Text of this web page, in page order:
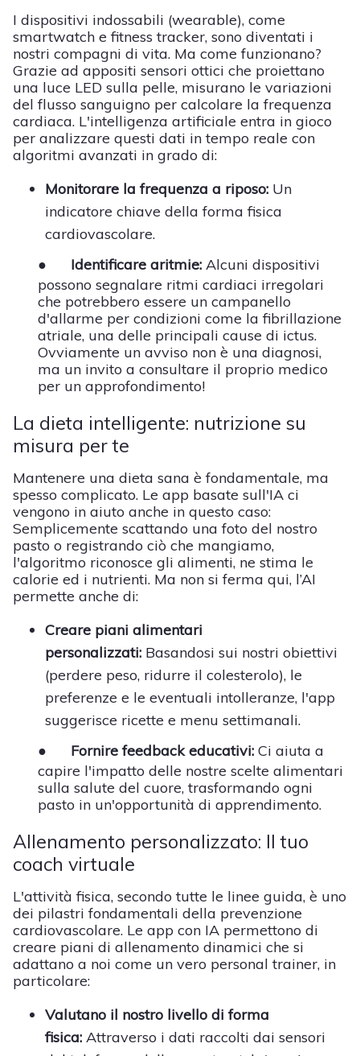
I dispositivi indossabili (wearable), come
smartwatch e fitness tracker, sono diventati i
nostri compagni di vita. Ma come funzionano?
Grazie ad appositi sensori ottici che proiettano
una luce LED sulla pelle, misurano le variazioni
del flusso sanguigno per calcolare la frequenza
cardiaca. L'intelligenza artificiale entra in gioco
per analizzare questi dati in tempo reale con
algoritmi avanzati in grado di:
Monitorare la frequenza a riposo: Un
indicatore chiave della forma fisica
cardiovascolare.
● Identificare aritmie: Alcuni dispositivi
possono segnalare ritmi cardiaci irregolari
che potrebbero essere un campanello
d'allarme per condizioni come la fibrillazione
atriale, una delle principali cause di ictus.
Ovviamente un avviso non è una diagnosi,
ma un invito a consultare il proprio medico
per un approfondimento!
La dieta intelligente: nutrizione su
misura per te
Mantenere una dieta sana è fondamentale, ma
spesso complicato. Le app basate sull'IA ci
vengono in aiuto anche in questo caso:
Semplicemente scattando una foto del nostro
pasto o registrando ciò che mangiamo,
l'algoritmo riconosce gli alimenti, ne stima le
calorie ed i nutrienti. Ma non si ferma qui, l’AI
permette anche di:
Creare piani alimentari
personalizzati: Basandosi sui nostri obiettivi
(perdere peso, ridurre il colesterolo), le
preferenze e le eventuali intolleranze, l'app
suggerisce ricette e menu settimanali.
● Fornire feedback educativi: Ci aiuta a
capire l'impatto delle nostre scelte alimentari
sulla salute del cuore, trasformando ogni
pasto in un'opportunità di apprendimento.
Allenamento personalizzato: Il tuo
coach virtuale
L'attività fisica, secondo tutte le linee guida, è uno
dei pilastri fondamentali della prevenzione
cardiovascolare. Le app con IA permettono di
creare piani di allenamento dinamici che si
adattano a noi come un vero personal trainer, in
particolare:
Valutano il nostro livello di forma
fisica: Attraverso i dati raccolti dai sensori